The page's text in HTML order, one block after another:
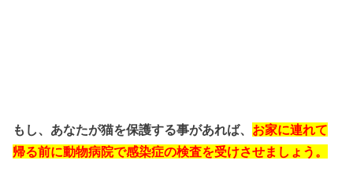
もし、あなたが猫を保護する事があれば、 お家に連れて
帰る前に動物病院で感染症の検査を受けさせましょう。